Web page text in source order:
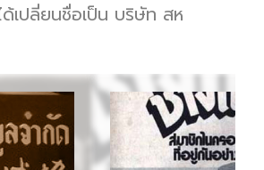
ด้เปลี่ยนชื่อเป็น บริษัท สห